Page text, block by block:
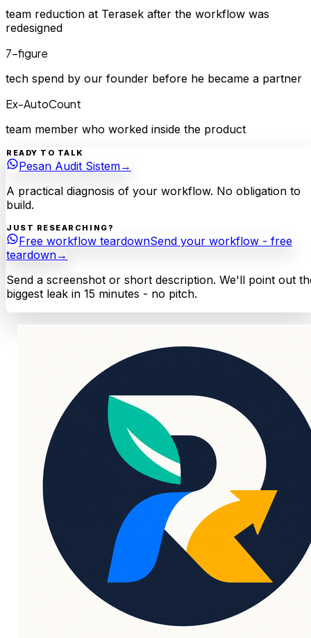
team reduction at Terasek after the workflow was
redesigned
7-figure
tech spend by our founder before he became a partner
Ex-AutoCount
team member who worked inside the product
READY TO TALK
Pesan Audit Sistem→
A practical diagnosis of your workflow. No obligation to
build.
JUST RESEARCHING?
Free workflow teardownSend your workflow - free
teardown→
Send a screenshot or short description. We'll point out
biggest leak in 15 minutes - no pitch.